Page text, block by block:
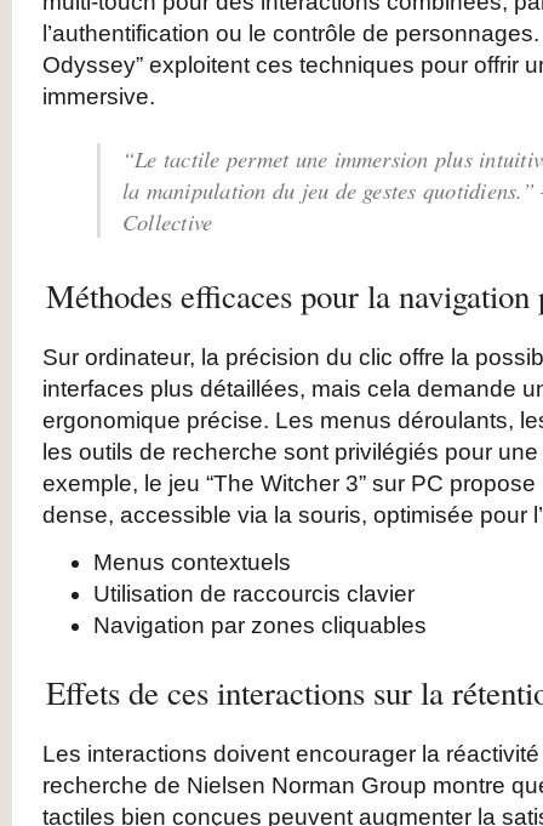
l’authentification ou le contrôle de
Odyssey” exploitent ces techniques pour offrir
immersive.
“Le tactile permet une immersion plus
la manipulation du jeu de gestes
Collective
Méthodes efficaces pour la
Sur ordinateur, la précision du clic offre la
interfaces plus détaillées, mais cela demande
ergonomique précise. Les menus déroulants,
les outils de recherche sont privilégiés pour
exemple, le jeu “The Witcher 3” sur PC
dense, accessible via la souris, optimisée pour
Menus contextuels
Utilisation de raccourcis clavier
Navigation par zones cliquables
Effets de ces interactions sur la
Les interactions doivent encourager la
recherche de Nielsen Norman Group montre
tactiles bien conçues peuvent augmenter la